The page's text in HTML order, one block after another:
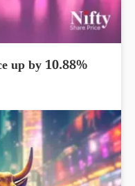
up by 10.88%